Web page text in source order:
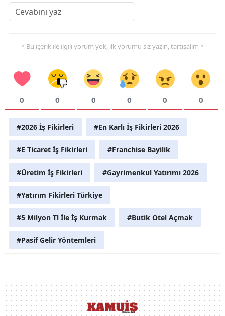
* Bu içerik ile ilgili yorum yok, ilk yorumu siz yazın, tartışalım *
0 0 0 0 0 0
#2026 İş Fikirleri #En Karlı İş Fikirleri 2026
#E Ticaret İş Fikirleri #Franchise Bayilik
#Üretim İş Fikirleri #Gayrimenkul Yatırımı 2026
#Yatırım Fikirleri Türkiye
#5 Milyon Tl İle İş Kurmak #Butik Otel Açmak
#Pasif Gelir Yöntemleri